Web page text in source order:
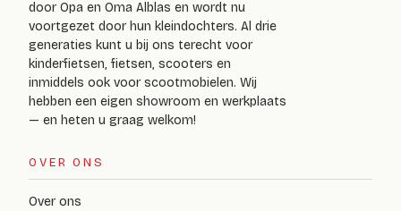
door Opa en Oma Alblas en wordt nu
voortgezet door hun kleindochters. Al drie
generaties kunt u bij ons terecht voor
kinderfietsen, fietsen, scooters en
inmiddels ook voor scootmobielen. Wij
hebben een eigen showroom en werkplaats
— en heten u graag welkom!
OVER ONS
Over ons